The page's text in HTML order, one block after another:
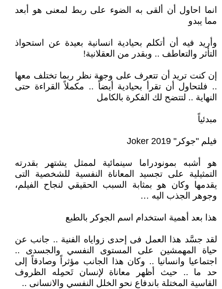
انما احاول أن ألقى به الضوء على ربط لمعنى هو أبعد
مما يبدو
وأريد فيه أن أتكلم بحيادية انسانية بعيدة عن استحواذ
التأثر والتعاطف .. وبقدر من العقلانية!
إن كنت تريد أن تتعرف على وجهة نظر ربما تختلف معها
.. فلتحاول أن تقرأ بحيادية أيضاً .. مكملاً القراءة حتى
النهاية .. لتتضح لك الفكرة بالكامل
مبدئياً
فيلم "جوكر" Joker 2019
هو أشبه بمونودراما سينمائية لممثل يشتهر بقدرته
التمثيلية على تجسيد المعاناة النفسية للشخصية التى
يقدمها وكان هو بمثابة السبب الحقيقي لنجاح الفيلم،
وجوهر الجذب اليه …
هذا بعد أهمية استخدام اسم الجوكر بالطبع
لقد جسَّد هذا العمل فى إحدى زواياه الفنية .. جانب عن
حياة المهمشين على المستوى النفسي والجسدى ..
اجتماعيا وانسانيا .. وكان هذا الجانب مؤثراً وصادقاً إلى
حد ما .. حيث أظهر معاناة لإنسان تَحمِله الظروف
القاسية المختلة باندفاع نحو الخلل النفسي والانسانى ..